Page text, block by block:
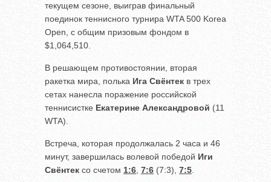
текущем сезоне, выиграв финальный
поединок теннисного турнира WTA 500 Korea
Open, с общим призовым фондом в
$1,064,510.
В решающем противостоянии, вторая
ракетка мира, полька Ига Свёнтек в трех
сетах нанесла поражение российской
теннисистке Екатерине Александровой (11
WTA).
Встреча, которая продолжалась 2 часа и 46
минут, завершилась волевой победой Иги
Свёнтек со счетом 1:6, 7:6 (7:3), 7:5.